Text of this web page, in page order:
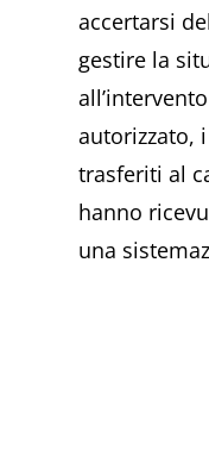
accertarsi
gestire la
autorizzato,
trasferiti al
hanno
una